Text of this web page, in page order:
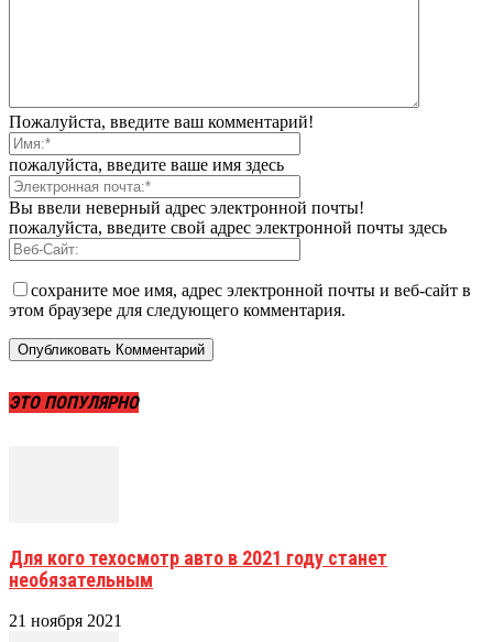
Пожалуйста, введите ваш комментарий!
пожалуйста, введите ваше имя здесь
Вы ввели неверный адрес электронной почты!
пожалуйста, введите свой адрес электронной почты здесь
сохраните мое имя, адрес электронной почты и веб-сайт в
этом браузере для следующего комментария.
ЭТО ПОПУЛЯРНО
Для кого техосмотр авто в 2021 году станет
необязательным
21 ноября 2021